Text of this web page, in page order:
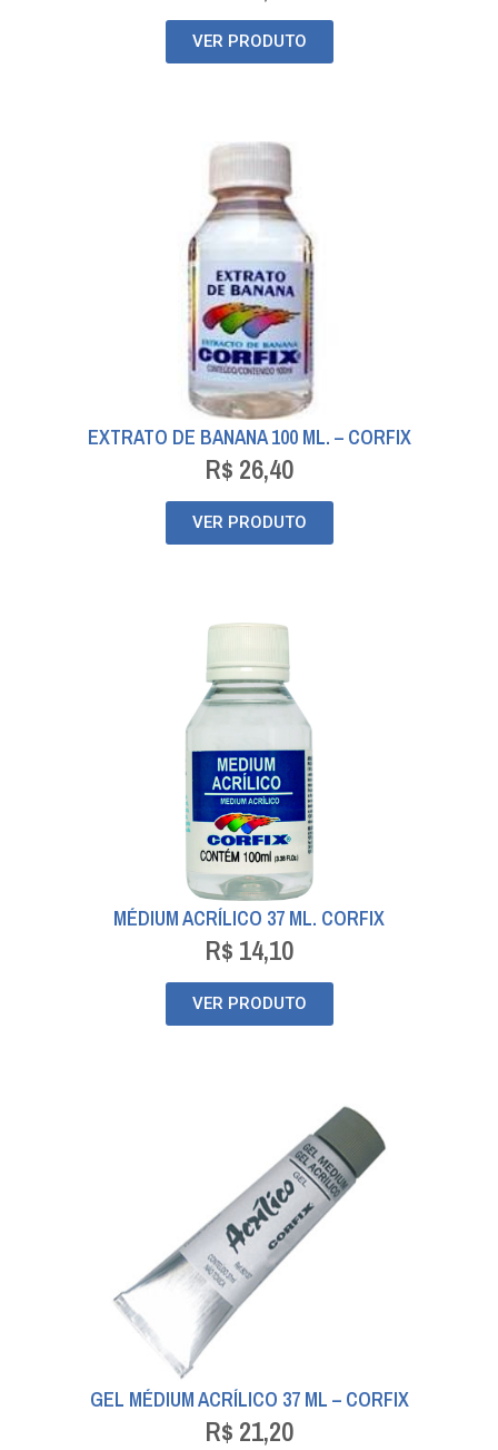
VER PRODUTO
EXTRATO DE BANANA 100 ML. – CORFIX
R$ 26,40
VER PRODUTO
MÉDIUM ACRÍLICO 37 ML. CORFIX
R$ 14,10
VER PRODUTO
GEL MÉDIUM ACRÍLICO 37 ML – CORFIX
R$ 21,20